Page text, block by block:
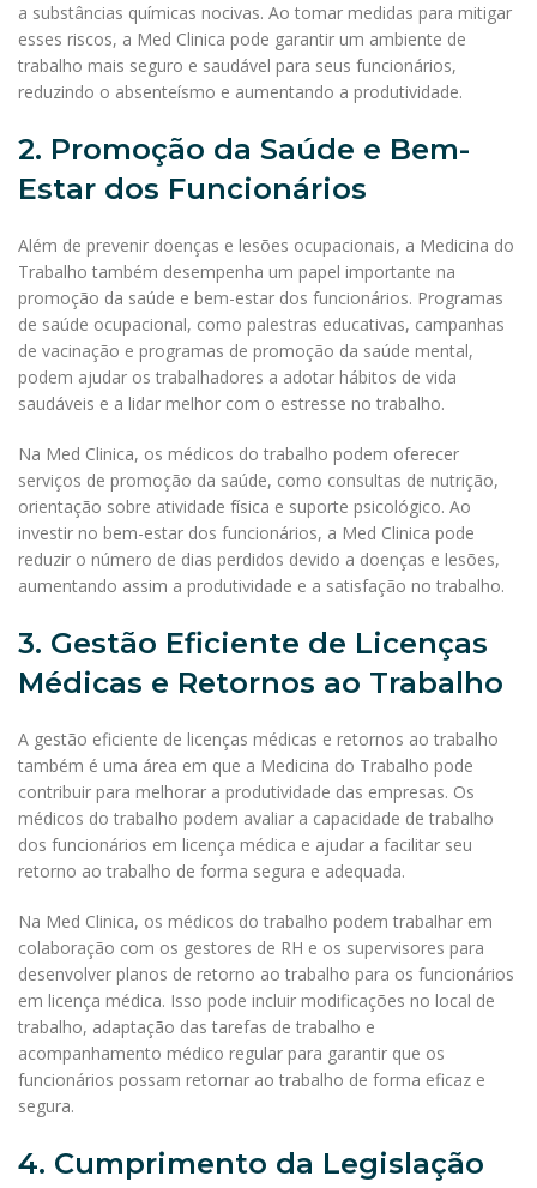
a substâncias químicas nocivas. Ao tomar medidas para mitigar
esses riscos, a Med Clinica pode garantir um ambiente de
trabalho mais seguro e saudável para seus funcionários,
reduzindo o absenteísmo e aumentando a produtividade.
2. Promoção da Saúde e Bem-
Estar dos Funcionários
Além de prevenir doenças e lesões ocupacionais, a Medicina do
Trabalho também desempenha um papel importante na
promoção da saúde e bem-estar dos funcionários. Programas
de saúde ocupacional, como palestras educativas, campanhas
de vacinação e programas de promoção da saúde mental,
podem ajudar os trabalhadores a adotar hábitos de vida
saudáveis e a lidar melhor com o estresse no trabalho.
Na Med Clinica, os médicos do trabalho podem oferecer
serviços de promoção da saúde, como consultas de nutrição,
orientação sobre atividade física e suporte psicológico. Ao
investir no bem-estar dos funcionários, a Med Clinica pode
reduzir o número de dias perdidos devido a doenças e lesões,
aumentando assim a produtividade e a satisfação no trabalho.
3. Gestão Eficiente de Licenças
Médicas e Retornos ao Trabalho
A gestão eficiente de licenças médicas e retornos ao trabalho
também é uma área em que a Medicina do Trabalho pode
contribuir para melhorar a produtividade das empresas. Os
médicos do trabalho podem avaliar a capacidade de trabalho
dos funcionários em licença médica e ajudar a facilitar seu
retorno ao trabalho de forma segura e adequada.
Na Med Clinica, os médicos do trabalho podem trabalhar em
colaboração com os gestores de RH e os supervisores para
desenvolver planos de retorno ao trabalho para os funcionários
em licença médica. Isso pode incluir modificações no local de
trabalho, adaptação das tarefas de trabalho e
acompanhamento médico regular para garantir que os
funcionários possam retornar ao trabalho de forma eficaz e
segura.
4. Cumprimento da Legislação